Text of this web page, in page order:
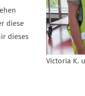
diese
dieses
Victoria K.